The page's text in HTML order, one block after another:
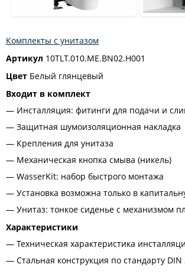
Комплекты с унитазом
Артикул 10TLT.010.ME.BN02.H001
Цвет Белый глянцевый
Входит в комплект
Инсталляция: фитинги для подачи и
Защитная шумоизоляционная накладка
Крепления для унитаза
Механическая кнопка смыва (никель)
WasserKit: набор быстрого монтажа
Установка возможна только в
Унитаз: тонкое сиденье с механизмом
Характеристики
Техническая характеристика
Стальная конструкция по стандарту DIN